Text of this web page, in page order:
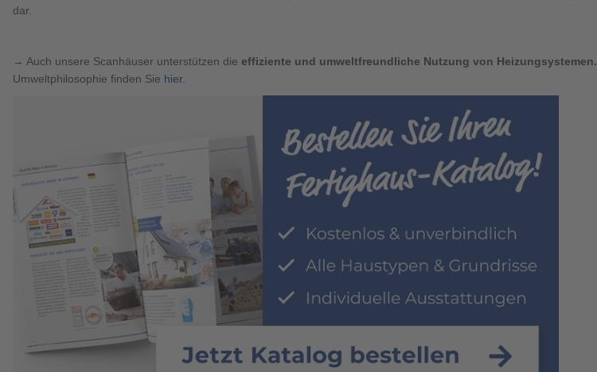
dar.
→ Auch unsere Scanhäuser unterstützen die effiziente und umweltfreundliche Nutzung von Heizungsystemen.
Umweltphilosophie finden Sie hier.